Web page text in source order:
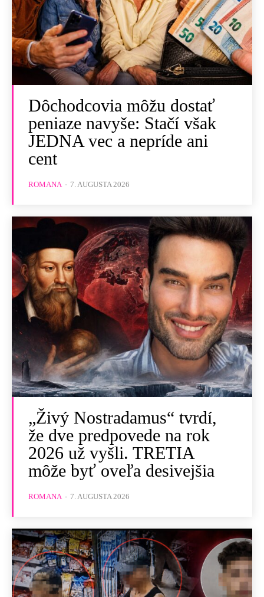
Dôchodcovia môžu dostať
peniaze navyše: Stačí však
JEDNA vec a nepríde ani
cent
ROMANA - 7. AUGUSTA 2026
„Živý Nostradamus“ tvrdí,
že dve predpovede na rok
2026 už vyšli. TRETIA
môže byť oveľa desivejšia
ROMANA - 7. AUGUSTA 2026